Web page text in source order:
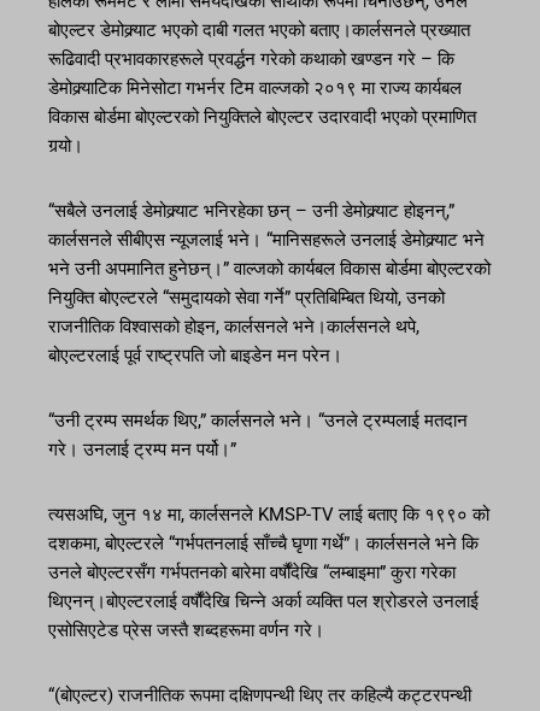
बोएल्टर डेमोक्र्याट भएको दाबी गलत भएको बताए।कार्लसनले प्रख्यात
रूढिवादी प्रभावकारहरूले प्रवर्द्धन गरेको कथाको खण्डन गरे – कि
डेमोक्र्याटिक मिनेसोटा गभर्नर टिम वाल्जको २०१९ मा राज्य कार्यबल
विकास बोर्डमा बोएल्टरको नियुक्तिले बोएल्टर उदारवादी भएको प्रमाणित
गर्‍यो।
“सबैले उनलाई डेमोक्र्याट भनिरहेका छन् – उनी डेमोक्र्याट होइनन्,”
कार्लसनले सीबीएस न्यूजलाई भने। “मानिसहरूले उनलाई डेमोक्र्याट भने
भने उनी अपमानित हुनेछन्।” वाल्जको कार्यबल विकास बोर्डमा बोएल्टरको
नियुक्ति बोएल्टरले “समुदायको सेवा गर्ने” प्रतिबिम्बित थियो, उनको
राजनीतिक विश्वासको होइन, कार्लसनले भने।कार्लसनले थपे,
बोएल्टरलाई पूर्व राष्ट्रपति जो बाइडेन मन परेन।
“उनी ट्रम्प समर्थक थिए,” कार्लसनले भने। “उनले ट्रम्पलाई मतदान
गरे। उनलाई ट्रम्प मन पर्यो।”
त्यसअघि, जुन १४ मा, कार्लसनले KMSP-TV लाई बताए कि १९९० को
दशकमा, बोएल्टरले “गर्भपतनलाई साँच्चै घृणा गर्थे”। कार्लसनले भने कि
उनले बोएल्टरसँग गर्भपतनको बारेमा वर्षौंदेखि “लम्बाइमा” कुरा गरेका
थिएनन्।बोएल्टरलाई वर्षौंदेखि चिन्ने अर्का व्यक्ति पल श्रोडरले उनलाई
एसोसिएटेड प्रेस जस्तै शब्दहरूमा वर्णन गरे।
“(बोएल्टर) राजनीतिक रूपमा दक्षिणपन्थी थिए तर कहिल्यै कट्टरपन्थी